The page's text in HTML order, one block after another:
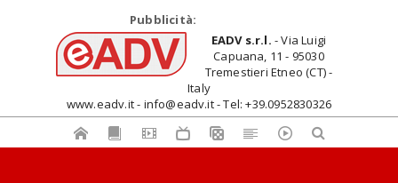
Pubblicità:
EADV s.r.l. - Via Luigi
Capuana, 11 - 95030
Tremestieri Etneo (CT) -
Italy
www.eadv.it - info@eadv.it - Tel: +39.0952830326